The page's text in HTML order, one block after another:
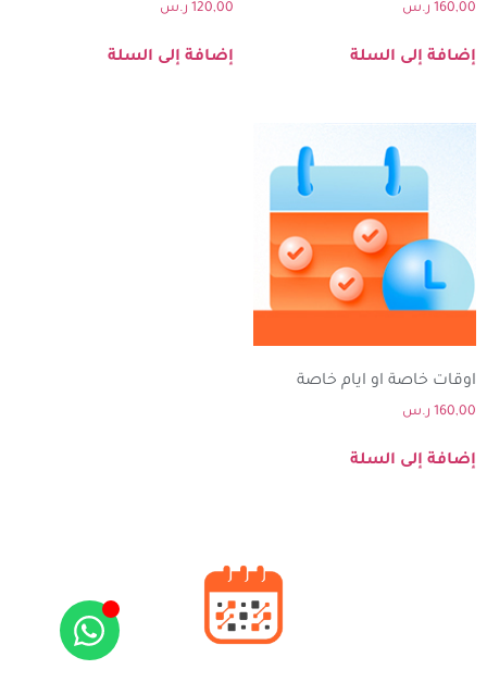
160,00 ر.س
إضافة إلى السلة
120,00 ر.س
إضافة إلى السلة
اوقات خاصة او ايام خاصة
160,00 ر.س
إضافة إلى السلة